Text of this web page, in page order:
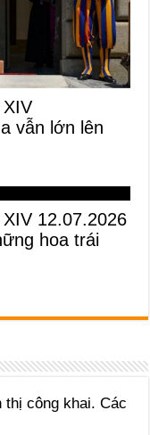
vẫn lớn lên
12.07.2026
hoa trái
thị công khai. Các